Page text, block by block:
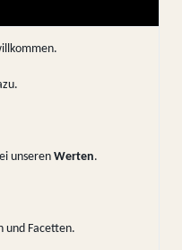
unseren Werten.
und Facetten.